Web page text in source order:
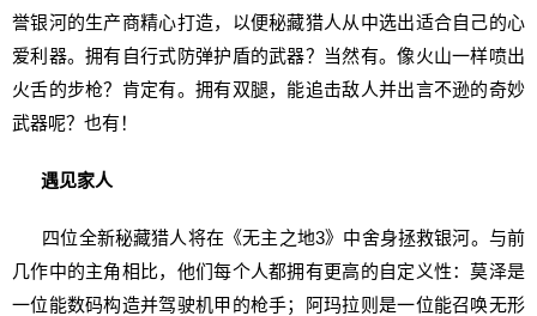
誉银河的生产商精心打造，以便秘藏猎人从中选出适合自己的心
爱利器。拥有自行式防弹护盾的武器？当然有。像火山一样喷出
火舌的步枪？肯定有。拥有双腿，能追击敌人并出言不逊的奇妙
武器呢？也有！
遇见家人
四位全新秘藏猎人将在《无主之地3》中舍身拯救银河。与前
几作中的主角相比，他们每个人都拥有更高的自定义性：莫泽是
一位能数码构造并驾驶机甲的枪手；阿玛拉则是一位能召唤无形